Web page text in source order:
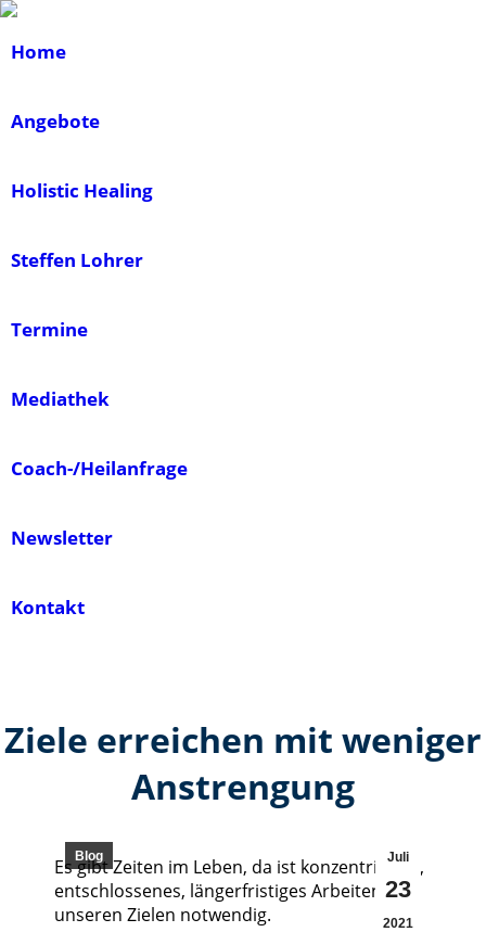
Home
Angebote
Holistic Healing
Steffen Lohrer
Termine
Mediathek
Coach-/Heilanfrage
Newsletter
Kontakt
Ziele erreichen mit weniger
Anstrengung
Juli
23
2021
Blog
Es gibt Zeiten im Leben, da ist konzentriertes,
entschlossenes, längerfristiges Arbeiten an
unseren Zielen notwendig.